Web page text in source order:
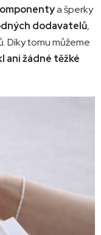
a šperky
dodavatelů,
Díky tomu můžeme
ani žádné těžké